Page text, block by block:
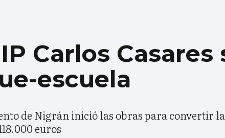
Carlos
escuela
de Nigrán inició las obras para convertir
euros